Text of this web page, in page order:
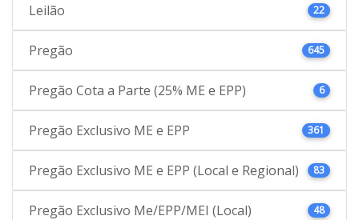
Leilão 22
Pregão 645
Pregão Cota a Parte (25% ME e EPP) 6
Pregão Exclusivo ME e EPP 361
Pregão Exclusivo ME e EPP (Local e Regional) 83
Pregão Exclusivo Me/EPP/MEI (Local) 48